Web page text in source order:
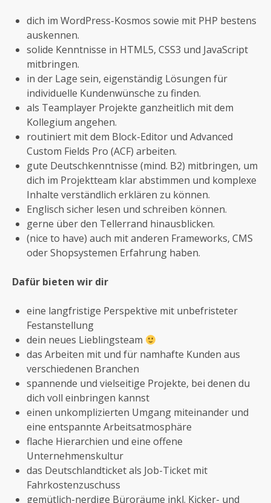
dich im WordPress-Kosmos sowie mit PHP bestens
auskennen.
solide Kenntnisse in HTML5, CSS3 und JavaScript
mitbringen.
in der Lage sein, eigenständig Lösungen für
individuelle Kundenwünsche zu finden.
als Teamplayer Projekte ganzheitlich mit dem
Kollegium angehen.
routiniert mit dem Block-Editor und Advanced
Custom Fields Pro (ACF) arbeiten.
gute Deutschkenntnisse (mind. B2) mitbringen, um
dich im Projektteam klar abstimmen und komplexe
Inhalte verständlich erklären zu können.
Englisch sicher lesen und schreiben können.
gerne über den Tellerrand hinausblicken.
(nice to have) auch mit anderen Frameworks, CMS
oder Shopsystemen Erfahrung haben.
Dafür bieten wir dir
eine langfristige Perspektive mit unbefristeter
Festanstellung
dein neues Lieblingsteam
das Arbeiten mit und für namhafte Kunden aus
verschiedenen Branchen
spannende und vielseitige Projekte, bei denen du
dich voll einbringen kannst
einen unkomplizierten Umgang miteinander und
eine entspannte Arbeitsatmosphäre
flache Hierarchien und eine offene
Unternehmenskultur
das Deutschlandticket als Job-Ticket mit
Fahrkostenzuschuss
gemütlich-nerdige Büroräume inkl. Kicker- und